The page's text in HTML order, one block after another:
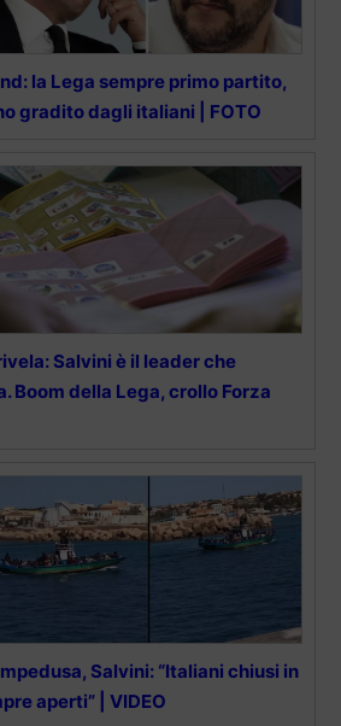
la Lega sempre primo partito,
gradito dagli italiani | FOTO
Salvini è il leader che
Boom della Lega, crollo Forza
Salvini: “Italiani chiusi in
aperti” | VIDEO